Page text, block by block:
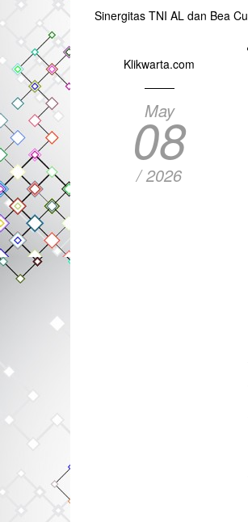
Sinergitas TNI AL dan Bea
Klikwarta.com
May
08
/ 2026